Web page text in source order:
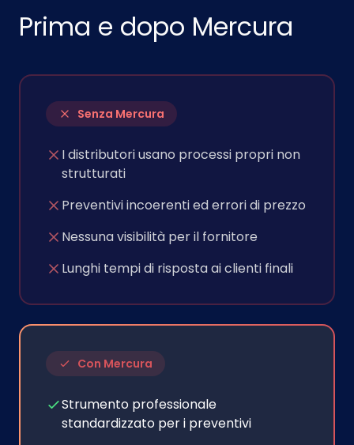
Prima e dopo Mercura
Senza Mercura
I distributori usano processi propri non
strutturati
Preventivi incoerenti ed errori di prezzo
Nessuna visibilità per il fornitore
Lunghi tempi di risposta ai clienti finali
Con Mercura
Strumento professionale
standardizzato per i preventivi